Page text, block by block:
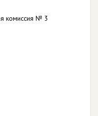
комиссия № 3